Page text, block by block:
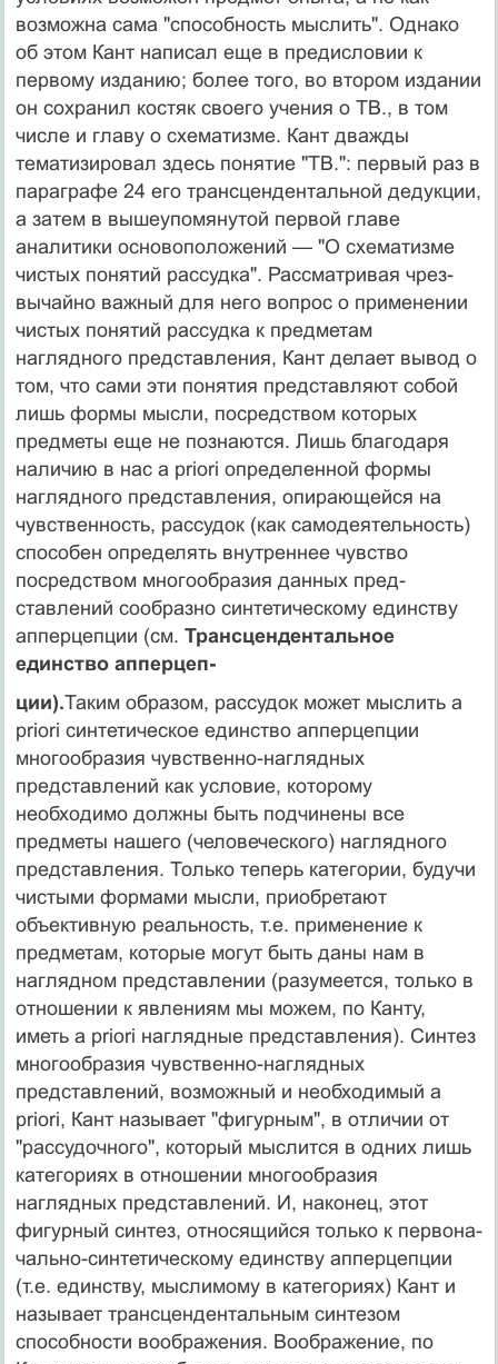
возможна сама "способ­ность мыслить". Однако
об этом Кант написал еще в пре­дисловии к
первому изданию; более того, во втором из­дании
он сохранил костяк своего учения о ТВ., в том
числе и главу о схематизме. Кант дважды
тематизировал здесь понятие "ТВ.": первый раз в
параграфе 24 его трансцендентальной дедукции,
а затем в вышеупомяну­той первой главе
аналитики основоположений — "О схе­матизме
чистых понятий рассудка". Рассматривая чрез­
вычайно важный для него вопрос о применении
чистых понятий рассудка к предметам
наглядного представле­ния, Кант делает вывод о
том, что сами эти понятия представляют собой
лишь формы мысли, посредством которых
предметы еще не познаются. Лишь благодаря
наличию в нас a priori определенной формы
наглядного представления, опирающейся на
чувственность, рассу­док (как самодеятельность)
способен определять внут­реннее чувство
посредством многообразия данных пред­
ставлений сообразно синтетическому единству
аппер­цепции (см. Трансцендентальное
единство апперцеп-
ции).Таким образом, рассудок может мыслить a
priori синтетическое единство апперцепции
многообразия чув­ственно-наглядных
представлений как условие, которо­му
необходимо должны быть подчинены все
предметы нашего (человеческого) наглядного
представления. Толь­ко теперь категории, будучи
чистыми формами мысли, приобретают
объективную реальность, т.е. применение к
предметам, которые могут быть даны нам в
наглядном представлении (разумеется, только в
отношении к явле­ниям мы можем, по Канту,
иметь a priori наглядные пред­ставления). Синтез
многообразия чувственно-наглядных
представлений, возможный и необходимый a
priori, Кант называет "фигурным", в отличии от
"рассудочного", ко­торый мыслится в одних лишь
категориях в отношении многообразия
наглядных представлений. И, наконец, этот
фигурный синтез, относящийся только к первона­
чально-синтетическому единству апперцепции
(т.е. единству, мыслимому в категориях) Кант и
называет трансцендентальным синтезом
способности воображе­ния. Воображение, по